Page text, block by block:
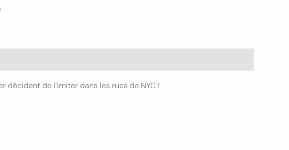
décident de l’imiter dans les rues de NYC !